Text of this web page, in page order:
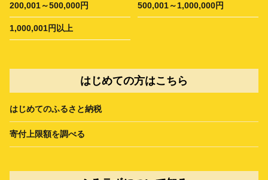
200,001～500,000円 500,001～1,000,000円
1,000,001円以上
はじめての方はこちら
はじめてのふるさと納税
寄付上限額を調べる